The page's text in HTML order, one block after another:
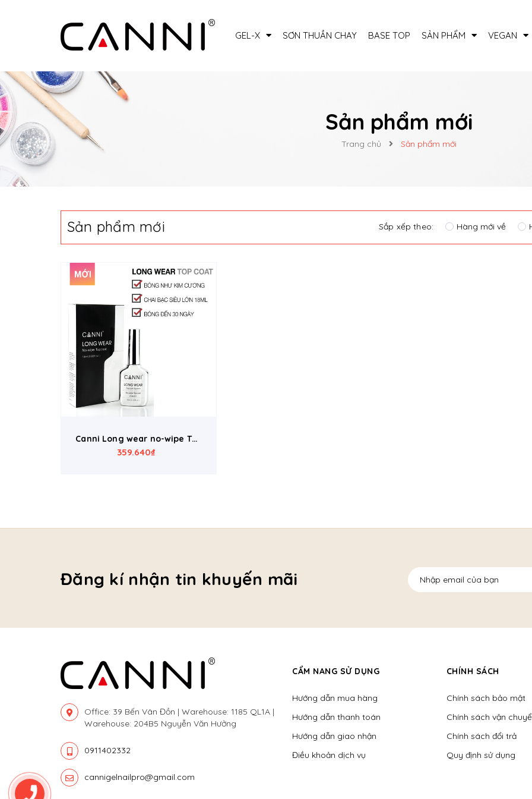
GEL-X SƠN THUẦN CHAY BASE TOP SẢN PHẨM VEGAN
Sản phẩm mới
Trang chủ Sản phẩm mới
Sản phẩm mới Sắp xếp theo: Hàng mới về
Canni Long wear no-wipe Top
coat 18ml
359.640₫
Đăng kí nhận tin khuyến mãi
Office: 39 Bến Vân Đồn | Warehouse: 1185 QL1A |
Warehouse: 204B5 Nguyễn Văn Hưởng
0911402332
cannigelnailpro@gmail.com
CẨM NANG SỬ DỤNG
Hướng dẫn mua hàng
Hướng dẫn thanh toán
Hướng dẫn giao nhận
Điều khoản dịch vụ
CHÍNH SÁCH
Chính sách bảo mật
Chính sách vận
Chính sách đổi trả
Quy định sử dụng